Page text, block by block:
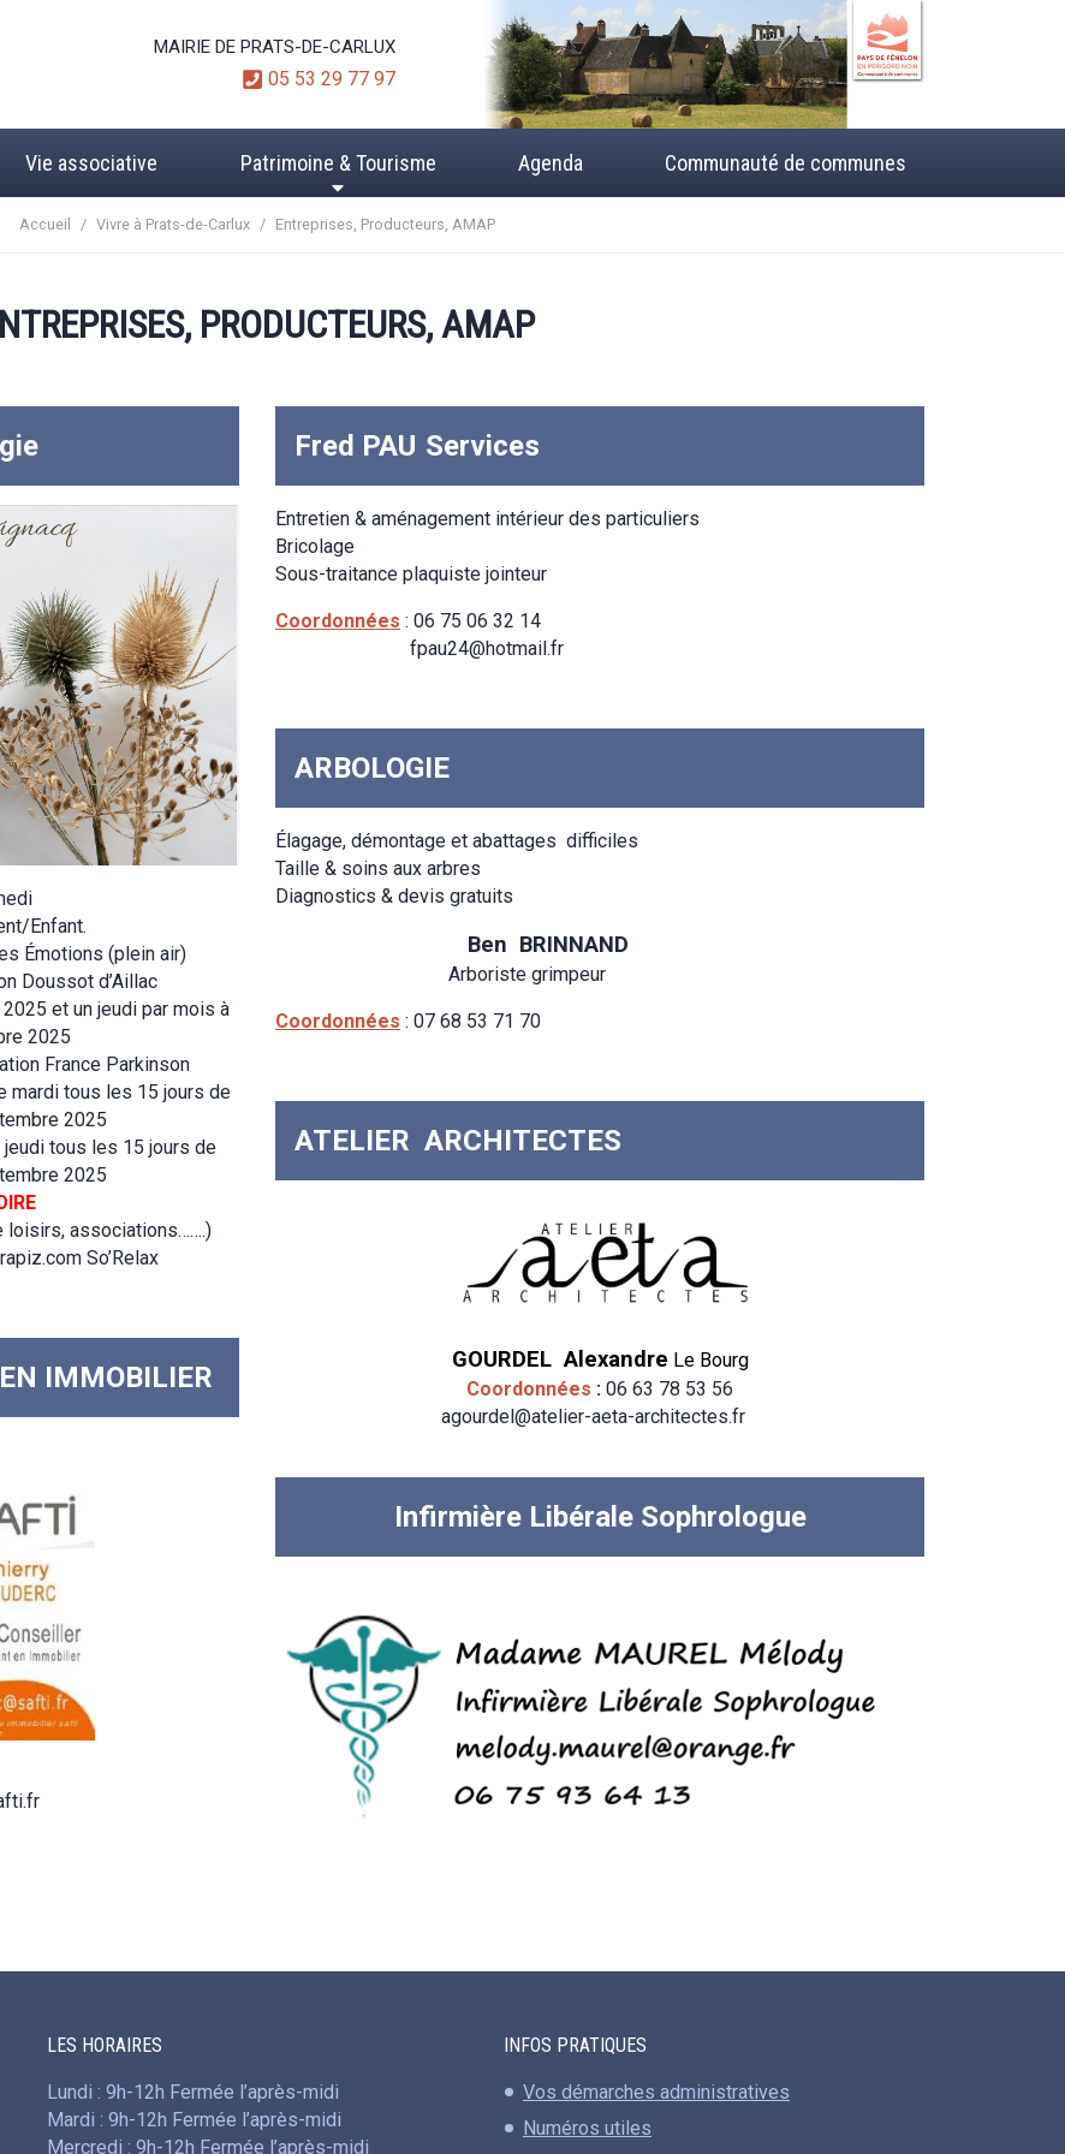
MAIRIE DE PRATS-DE-CARLUX
05 53 29 77 97
Vie associative Patrimoine & Tourisme Agenda Communauté de communes
Accueil / Vivre à Prats-de-Carlux / Entreprises, Producteurs, AMAP
PRODUCTEURS, AMAP
Enfant.
Émotions (plein air)
Doussot d’Aillac
et un jeudi par mois à
2025
France Parkinson
tous les 15 jours de
2025
tous les 15 jours de
2025
loisirs, associations…….)
So’Relax
IMMOBILIER
Fred PAU Services
Entretien & aménagement intérieur des particuliers
Bricolage
Sous-traitance plaquiste jointeur
Coordonnées : 06 75 06 32 14
fpau24@hotmail.fr
ARBOLOGIE
Élagage, démontage et abattages difficiles
Taille & soins aux arbres
Diagnostics & devis gratuits
Ben BRINNAND
Arboriste grimpeur
Coordonnées : 07 68 53 71 70
ATELIER ARCHITECTES
GOURDEL Alexandre Le Bourg
Coordonnées : 06 63 78 53 56
agourdel@atelier-aeta-architectes.fr
Infirmière Libérale Sophrologue
LES HORAIRES
Lundi : 9h-12h Fermée l’après-midi
Mardi : 9h-12h Fermée l’après-midi
Mercredi : 9h-12h Fermée l’après-midi
INFOS PRATIQUES
Vos démarches administratives
Numéros utiles